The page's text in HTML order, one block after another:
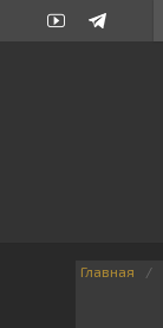
Главная